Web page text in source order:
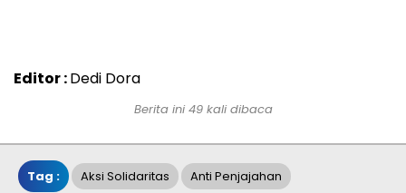
Editor :Dedi Dora
Berita ini 49 kali dibaca
Tag : Aksi Solidaritas Anti Penjajahan